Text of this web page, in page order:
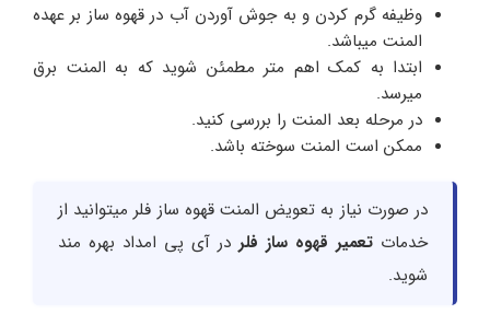
وظیفه گرم کردن و به جوش آوردن آب در قهوه ساز بر عهده
المنت میباشد.
ابتدا به کمک اهم متر مطمئن شوید که به المنت برق
میرسد.
در مرحله بعد المنت را بررسی کنید.
ممکن است المنت سوخته باشد.
در صورت نیاز به تعویض المنت قهوه ساز فلر میتوانید از
خدمات تعمیر قهوه ساز فلر در آی پی امداد بهره مند
شوید.